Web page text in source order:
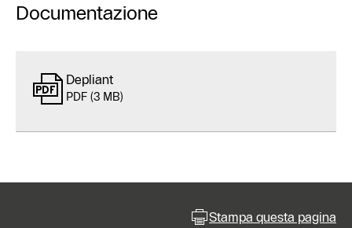
Documentazione
Depliant
PDF (3 MB)
Stampa questa pagina